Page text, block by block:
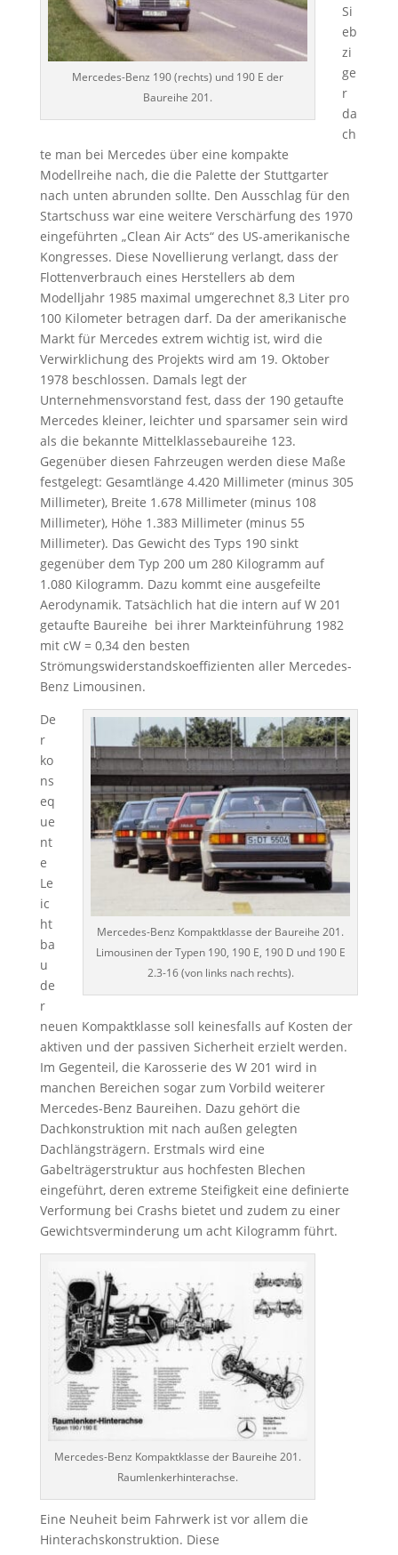
Mercedes-Benz 190 (rechts) und 190 E der
Baureihe 201.
Si
eb
zi
ge
r
da
ch
te man bei Mercedes über eine kompakte
Modellreihe nach, die die Palette der Stuttgarter
nach unten abrunden sollte. Den Ausschlag für den
Startschuss war eine weitere Verschärfung des 1970
eingeführten „Clean Air Acts“ des US-amerikanische
Kongresses. Diese Novellierung verlangt, dass der
Flottenverbrauch eines Herstellers ab dem
Modelljahr 1985 maximal umgerechnet 8,3 Liter pro
100 Kilometer betragen darf. Da der amerikanische
Markt für Mercedes extrem wichtig ist, wird die
Verwirklichung des Projekts wird am 19. Oktober
1978 beschlossen. Damals legt der
Unternehmensvorstand fest, dass der 190 getaufte
Mercedes kleiner, leichter und sparsamer sein wird
als die bekannte Mittelklassebaureihe 123.
Gegenüber diesen Fahrzeugen werden diese Maße
festgelegt: Gesamtlänge 4.420 Millimeter (minus 305
Millimeter), Breite 1.678 Millimeter (minus 108
Millimeter), Höhe 1.383 Millimeter (minus 55
Millimeter). Das Gewicht des Typs 190 sinkt
gegenüber dem Typ 200 um 280 Kilogramm auf
1.080 Kilogramm. Dazu kommt eine ausgefeilte
Aerodynamik. Tatsächlich hat die intern auf W 201
getaufte Baureihe bei ihrer Markteinführung 1982
mit cW = 0,34 den besten
Strömungswiderstandskoeffizienten aller Mercedes-
Benz Limousinen.
Mercedes-Benz Kompaktklasse der Baureihe 201.
Limousinen der Typen 190, 190 E, 190 D und 190 E
2.3-16 (von links nach rechts).
De
r
ko
ns
eq
ue
nt
e
Le
ic
ht
ba
u
de
r
neuen Kompaktklasse soll keinesfalls auf Kosten der
aktiven und der passiven Sicherheit erzielt werden.
Im Gegenteil, die Karosserie des W 201 wird in
manchen Bereichen sogar zum Vorbild weiterer
Mercedes-Benz Baureihen. Dazu gehört die
Dachkonstruktion mit nach außen gelegten
Dachlängsträgern. Erstmals wird eine
Gabelträgerstruktur aus hochfesten Blechen
eingeführt, deren extreme Steifigkeit eine definierte
Verformung bei Crashs bietet und zudem zu einer
Gewichtsverminderung um acht Kilogramm führt.
Mercedes-Benz Kompaktklasse der Baureihe 201.
Raumlenkerhinterachse.
Eine Neuheit beim Fahrwerk ist vor allem die
Hinterachskonstruktion. Diese